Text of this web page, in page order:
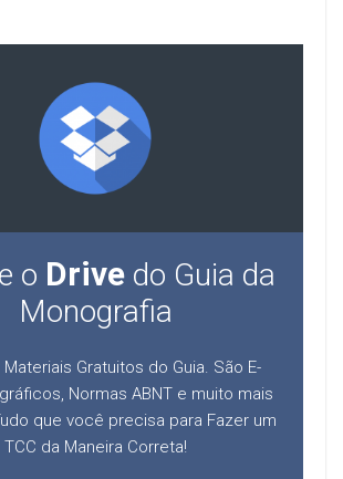
o Drivedo Guia da
Monografia
Gratuitos do Guia. São E-
Normas ABNT e muito mais
que você precisa para Fazer um
TCC da Maneira Correta!